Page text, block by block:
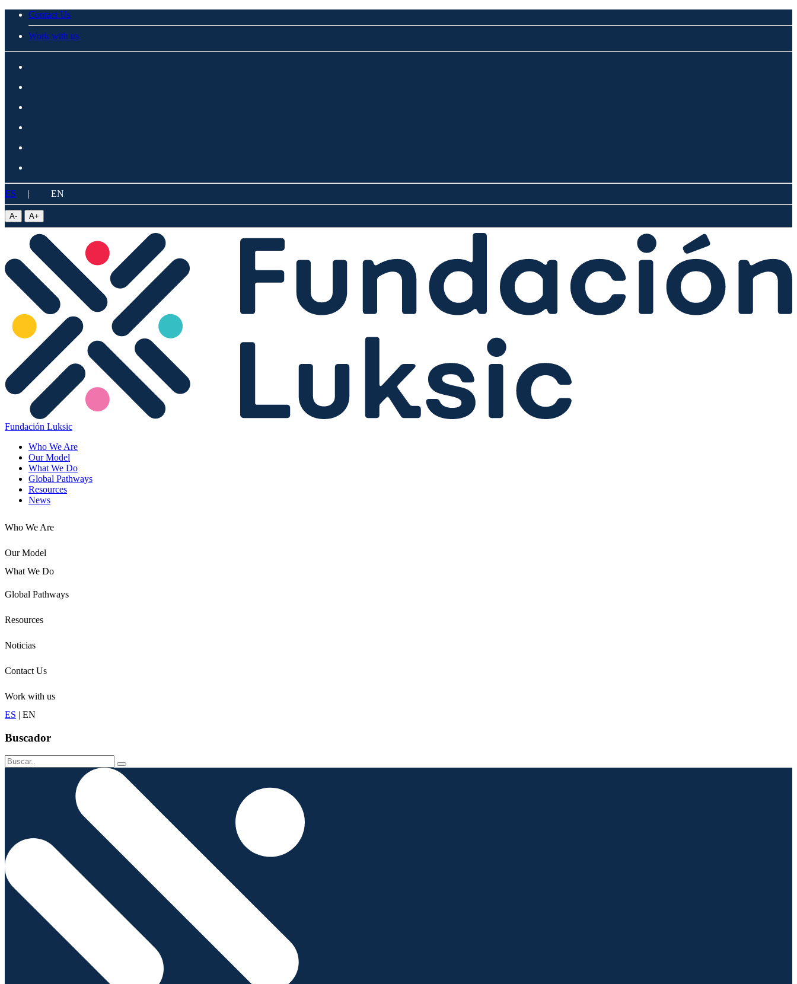
Contact Us
Work with us
ES | EN
A- A+
Fundación Luksic
Who We Are
Our Model
What We Do
Global Pathways
Resources
News
Who We Are
Our Model
What We Do
Youth
Conservation
Global Pathways
Resources
Noticias
Contact Us
Work with us
ES | EN
Buscador